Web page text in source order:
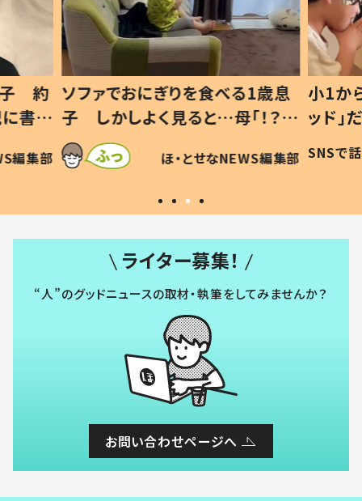
歳息
？」
編集部
小1から不登校、息子は「ギフテ
ッド」だった 父が“ウチ給食”を
作り続ける理由とは #令和の親
#令和の子
SNSで話題 ほ・とせなNEWS編集部
ひ孫
が、抱
「涙
い」
ライター募集！
“人”のグッドニュースの取材・執筆をしてみませんか？
お問い合わせページへ